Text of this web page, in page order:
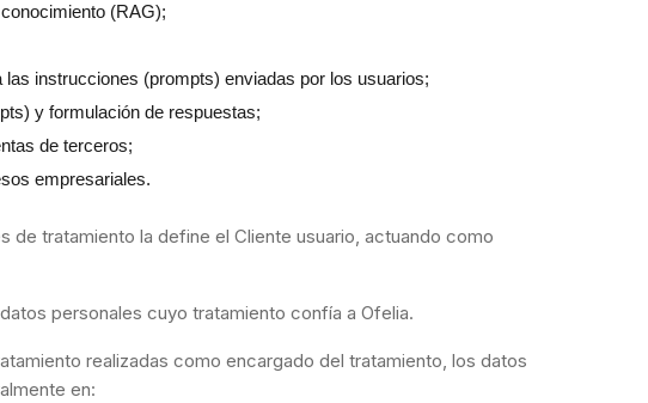
(RAG);
instrucciones (prompts) enviadas por los usuarios;
y formulación de respuestas;
de terceros;
empresariales.
de tratamiento la define el Cliente usuario, actuando como
personales cuyo tratamiento confía a Ofelia.
realizadas como encargado del tratamiento, los datos
en: